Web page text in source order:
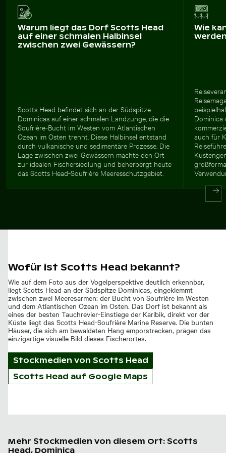
Warum liegt das Dorf Scotts Head
auf einer schmalen Halbinsel
zwischen zwei Gewässern?
Scotts Head befindet sich an der Südspitze
Dominicas auf einer schmalen Landzunge, die die
Soufrière-Bucht im Westen vom Atlantischen
Ozean im Osten trennt. Diese Halbinsel entstand
durch vulkanische und sedimentäre Prozesse. Die
Lage zwischen zwei Gewässern machte den Ort
zur idealen Fischersiedlung und beherbergt heute
das Scotts Head-Soufrière Meeresschutzgebiet.
Wie
Dominica
auch für
Wofür ist Scotts Head bekannt?
Wie auf dem Foto aus der Vogelperspektive deutlich erkennbar,
liegt Scotts Head an der Südspitze Dominicas, eingeklemmt
zwischen zwei Meeresarmen: der Bucht von Soufrière im Westen
und dem Atlantischen Ozean im Osten. Das Dorf ist bekannt als
eines der besten Tauchrevier-Einstiege der Karibik, direkt vor der
Küste liegt das Scotts Head-Soufrière Marine Reserve. Die bunten
Häuser, die sich am bewaldeten Hang emporstrecken, prägen das
einzigartige visuelle Bild dieses Fischerortes.
Stockmedien von Scotts Head
Scotts Head auf Google Maps
Mehr Stockmedien von diesem Ort: Scotts
Head, Dominica